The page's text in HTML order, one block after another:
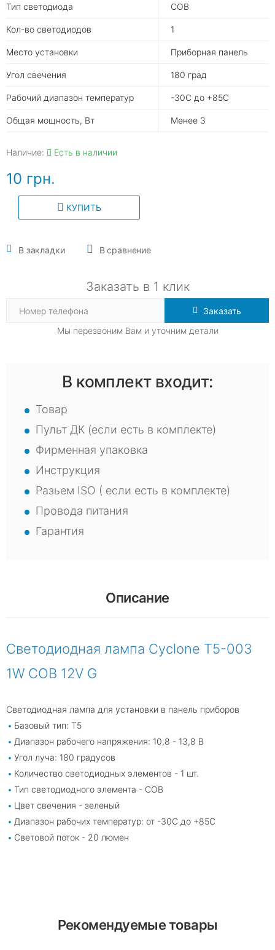
Тип светодиода COB
Кол-во светодиодов 1
Место установки Приборная панель
Угол свечения 180 град
Рабочий диапазон температур -30С до +85С
Общая мощность, Вт Менее 3
Наличие: Есть в наличии
10 грн.
КУПИТЬ
В закладки В сравнение
Заказать в 1 клик
Заказать
Мы перезвоним Вам и уточним детали
В комплект входит:
Товар
Пульт ДК (если есть в комплекте)
Фирменная упаковка
Инструкция
Разьем ISO ( если есть в комплекте)
Провода питания
Гарантия
Описание
Светодиодная лампа Cyclone T5-003
1W COB 12V G
Светодиодная лампа для установки в панель приборов
Базовый тип: T5
Диапазон рабочего напряжения: 10,8 - 13,8 В
Угол луча: 180 градусов
Количество светодиодных элементов - 1 шт.
Тип светодиодного элемента - COB
Цвет свечения - зеленый
Диапазон рабочих температур: от -30С до +85С
Световой поток - 20 люмен
Рекомендуемые товары